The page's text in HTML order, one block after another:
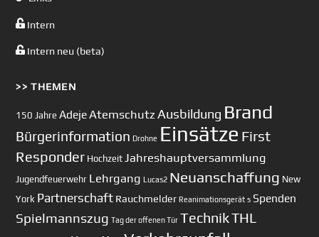
Intern
Intern neu (beta)
>> THEMEN
150 Jahre AdejeAtemschutz Ausbildung Brand
Bürgerinformation Drohne Einsätze First
Responder Hochzeit Jahreshauptversammlung
Jugendfeuerwehr Lehrgang Lucas2 Neuanschaffung New
York Partnerschaft Rauchmelder Reanimationsgerät s Spenden
Spielmannszug Tag der offenen Tür TechnikTHL